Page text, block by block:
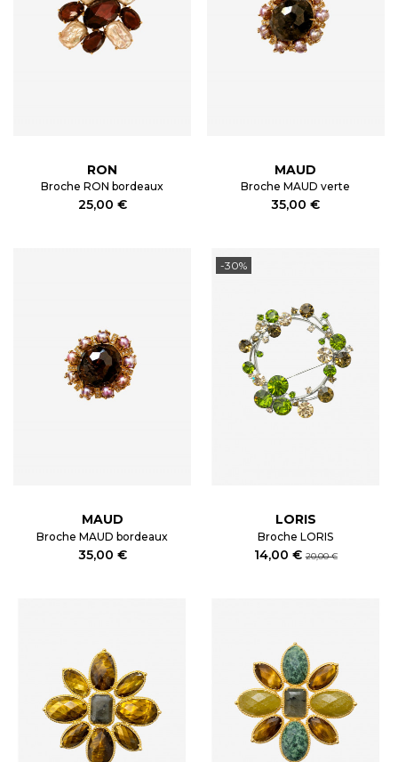
RON
Broche RON bordeaux
25,00 €
MAUD
Broche MAUD verte
35,00 €
MAUD
Broche MAUD bordeaux
35,00 €
-30%
LORIS
Broche LORIS
14,00 €20,00 €